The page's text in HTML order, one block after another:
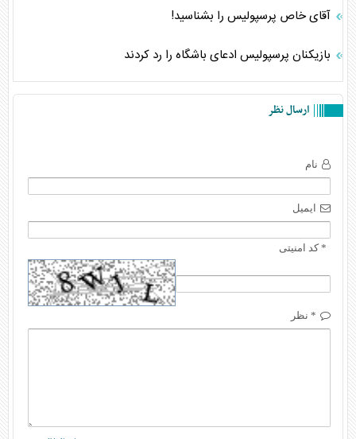
آقای خاص پرسپولیس را بشناسید!
بازیکنان پرسپولیس ادعای باشگاه را رد کردند
ارسال نظر
نام
ایمیل
* کد امنیتی
* نظر